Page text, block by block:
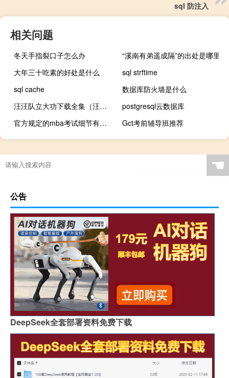
sql 防注入
相关问题
冬天手指裂口子怎么办
“溪南有弟遥成隔”的出处是哪里
大年三十吃素的好处是什么
sql strftime
sql cache
数据库防火墙是什么
汪汪队立大功下载全集（汪汪队立大功下载）
postgresql云数据库
官方规定的mba考试细节有一些常见问题吗
Gct考前辅导班推荐
☚
公告
DeepSeek全套部署资料免费下载